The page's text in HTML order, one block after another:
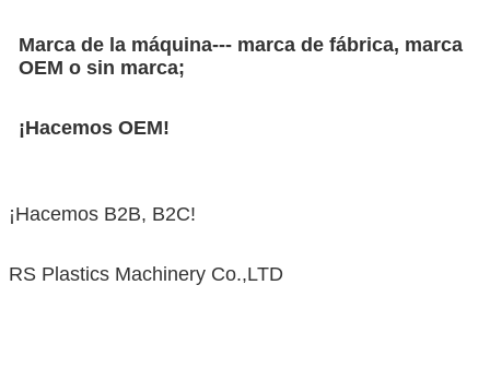
Marca de la máquina--- marca de fábrica, marca
OEM o sin marca;
¡Hacemos OEM!
¡Hacemos B2B, B2C!
RS Plastics Machinery Co.,LTD